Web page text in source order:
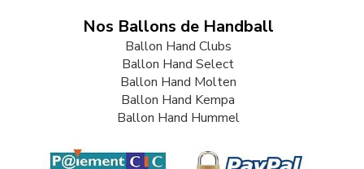
Nos Ballons de Handball
Ballon Hand Clubs
Ballon Hand Select
Ballon Hand Molten
Ballon Hand Kempa
Ballon Hand Hummel